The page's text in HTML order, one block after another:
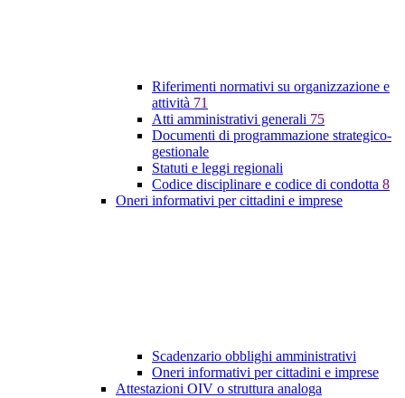
Riferimenti normativi su organizzazione e
attività 71
Atti amministrativi generali 75
Documenti di programmazione strategico-
gestionale
Statuti e leggi regionali
Codice disciplinare e codice di condotta 8
Oneri informativi per cittadini e imprese
Scadenzario obblighi amministrativi
Oneri informativi per cittadini e imprese
Attestazioni OIV o struttura analoga